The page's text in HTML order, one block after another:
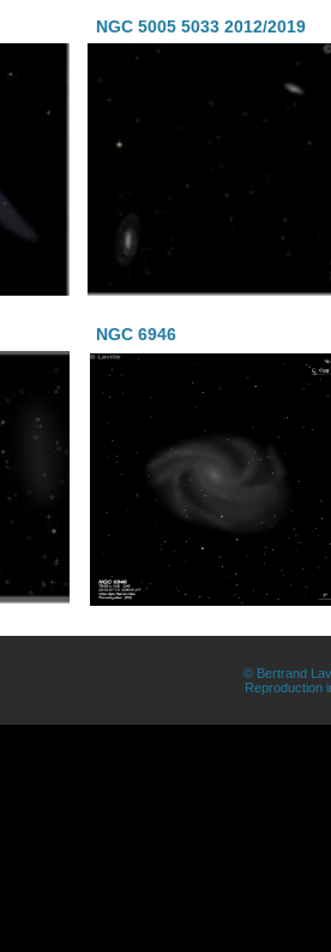
NGC 5005 5033 2012/2019
NGC 6946
© Bertrand
Reproduction